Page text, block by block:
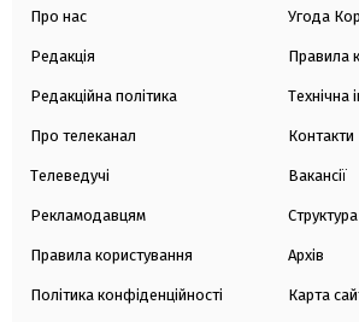
Про нас
Редакція
Редакційна політика
Про телеканал
Телеведучі
Рекламодавцям
Правила користування
Політика конфіденційності
Угода
Правила
Технічна
Контакти
Вакансії
Архів
Карта